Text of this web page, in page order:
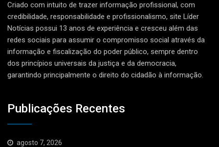
Criado com intuito de trazer informação profissional, com
credibilidade, responsabilidade e profissionalismo, site Líder
Notícias possui 13 anos de experiência e cresceu além das
redes sociais para assumir o compromisso social através da
informação e fiscalização do poder público, sempre dentro
dos princípios universais da justiça e da democracia,
garantindo principalmente o direito do cidadão à informação.
Publicações Recentes
agosto 7, 2026